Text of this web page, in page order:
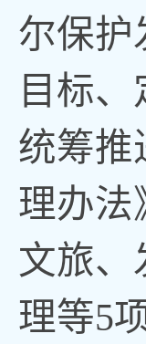
尔保护
目标
统筹推
理办法
文旅、
理等5